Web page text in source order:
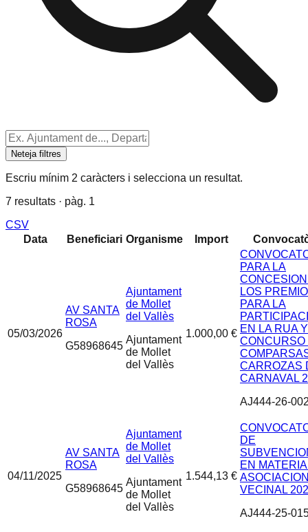
Neteja filtres
Escriu mínim 2 caràcters i selecciona un resultat.
7 resultats · pàg. 1
CSV
Data
Beneficiari Organisme Import
05/03/2026
AV SANTA
ROSA
G58968645
Ajuntament
de Mollet
del Vallès
Ajuntament
de Mollet
del Vallès
1.000,00 €
PARA LA
LOS
PARA LA
EN LA RUA
CONCURSO
CARROZAS
CARNAVAL
AJ444-26-
04/11/2025
AV SANTA
ROSA
G58968645
Ajuntament
de Mollet
del Vallès
Ajuntament
de Mollet
del Vallès
1.544,13 €
DE
EN
VECINAL
AJ444-25-